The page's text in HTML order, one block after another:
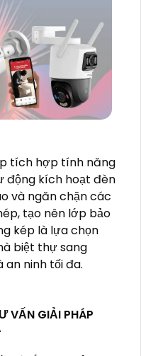
tích hợp tính năng
động kích hoạt đèn
và ngăn chặn các
tạo nên lớp bảo
kép là lựa chọn
biệt thự sang
an ninh tối đa.
VẤN GIẢI PHÁP